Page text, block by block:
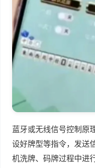
蓝牙或无线信号控制原
设好牌型等指令，发送
机洗牌、码牌过程中进